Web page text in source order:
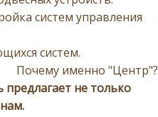
систем управления
систем.
Почему именно "Центр"?
не только